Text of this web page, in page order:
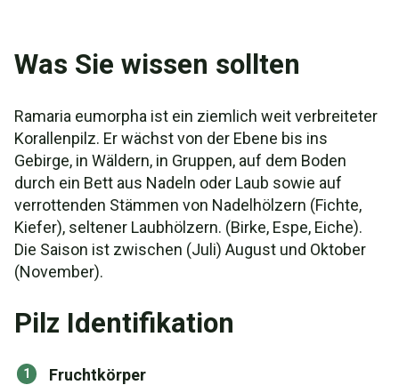
Was Sie wissen sollten
Ramaria eumorpha ist ein ziemlich weit verbreiteter
Korallenpilz. Er wächst von der Ebene bis ins
Gebirge, in Wäldern, in Gruppen, auf dem Boden
durch ein Bett aus Nadeln oder Laub sowie auf
verrottenden Stämmen von Nadelhölzern (Fichte,
Kiefer), seltener Laubhölzern. (Birke, Espe, Eiche).
Die Saison ist zwischen (Juli) August und Oktober
(November).
Pilz Identifikation
Fruchtkörper